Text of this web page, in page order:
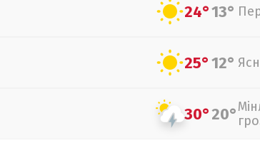
24°13°
25°12°
30°20°